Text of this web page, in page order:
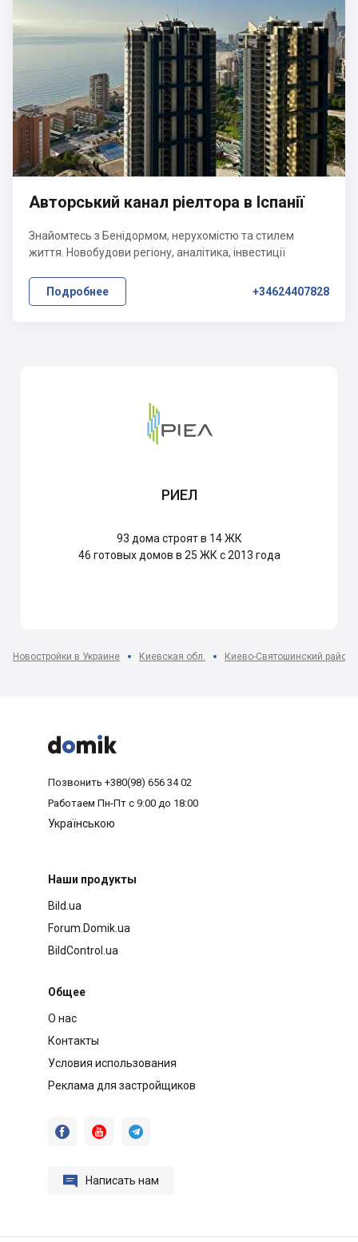
Авторський канал ріелтора в Іспанії
Знайомтесь з Бенідормом, нерухомістю та стилем
життя. Новобудови регіону, аналітика, інвестиції
Подробнее +34624407828
РИЕЛ
93 дома строят в 14 ЖК
46 готовых домов в 25 ЖК с 2013 года
Новостройки в Украине Киевская обл. Киево-Святошинский район



Позвонить +380(98) 656 34 02
Работаем Пн-Пт с 9:00 до 18:00
Українською
Наши продукты
Bild.ua
Forum.Domik.ua
BildControl.ua
Общее
О нас
Контакты
Условия использования
Реклама для застройщиков
  
 Написать нам